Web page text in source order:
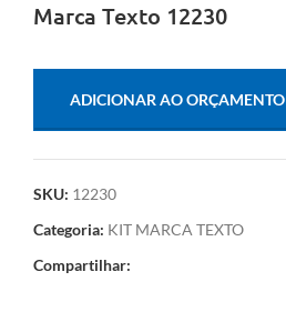
Marca Texto 12230
ADICIONAR AO ORÇAMENTO
SKU: 12230
Categoria: KIT MARCA TEXTO
Compartilhar: